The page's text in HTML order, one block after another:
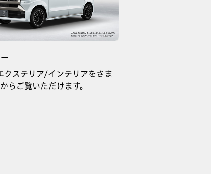
クステリア/インテリアをさま
らご覧いただけます。